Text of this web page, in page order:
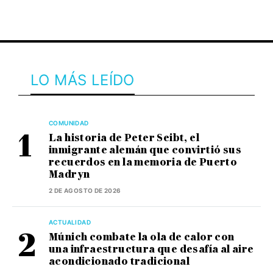
LO MÁS LEÍDO
COMUNIDAD
La historia de Peter Seibt, el
inmigrante alemán que convirtió sus
recuerdos en la memoria de Puerto
Madryn
2 DE AGOSTO DE 2026
ACTUALIDAD
Múnich combate la ola de calor con
una infraestructura que desafía al aire
acondicionado tradicional